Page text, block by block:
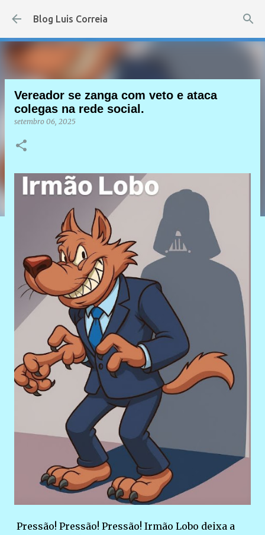
Pular para o conteúdo principal
Blog Luis Correia
Vereador se zanga com veto e ataca
colegas na rede social.
setembro 06, 2025
Pressão! Pressão! Pressão! Irmão Lobo deixa a